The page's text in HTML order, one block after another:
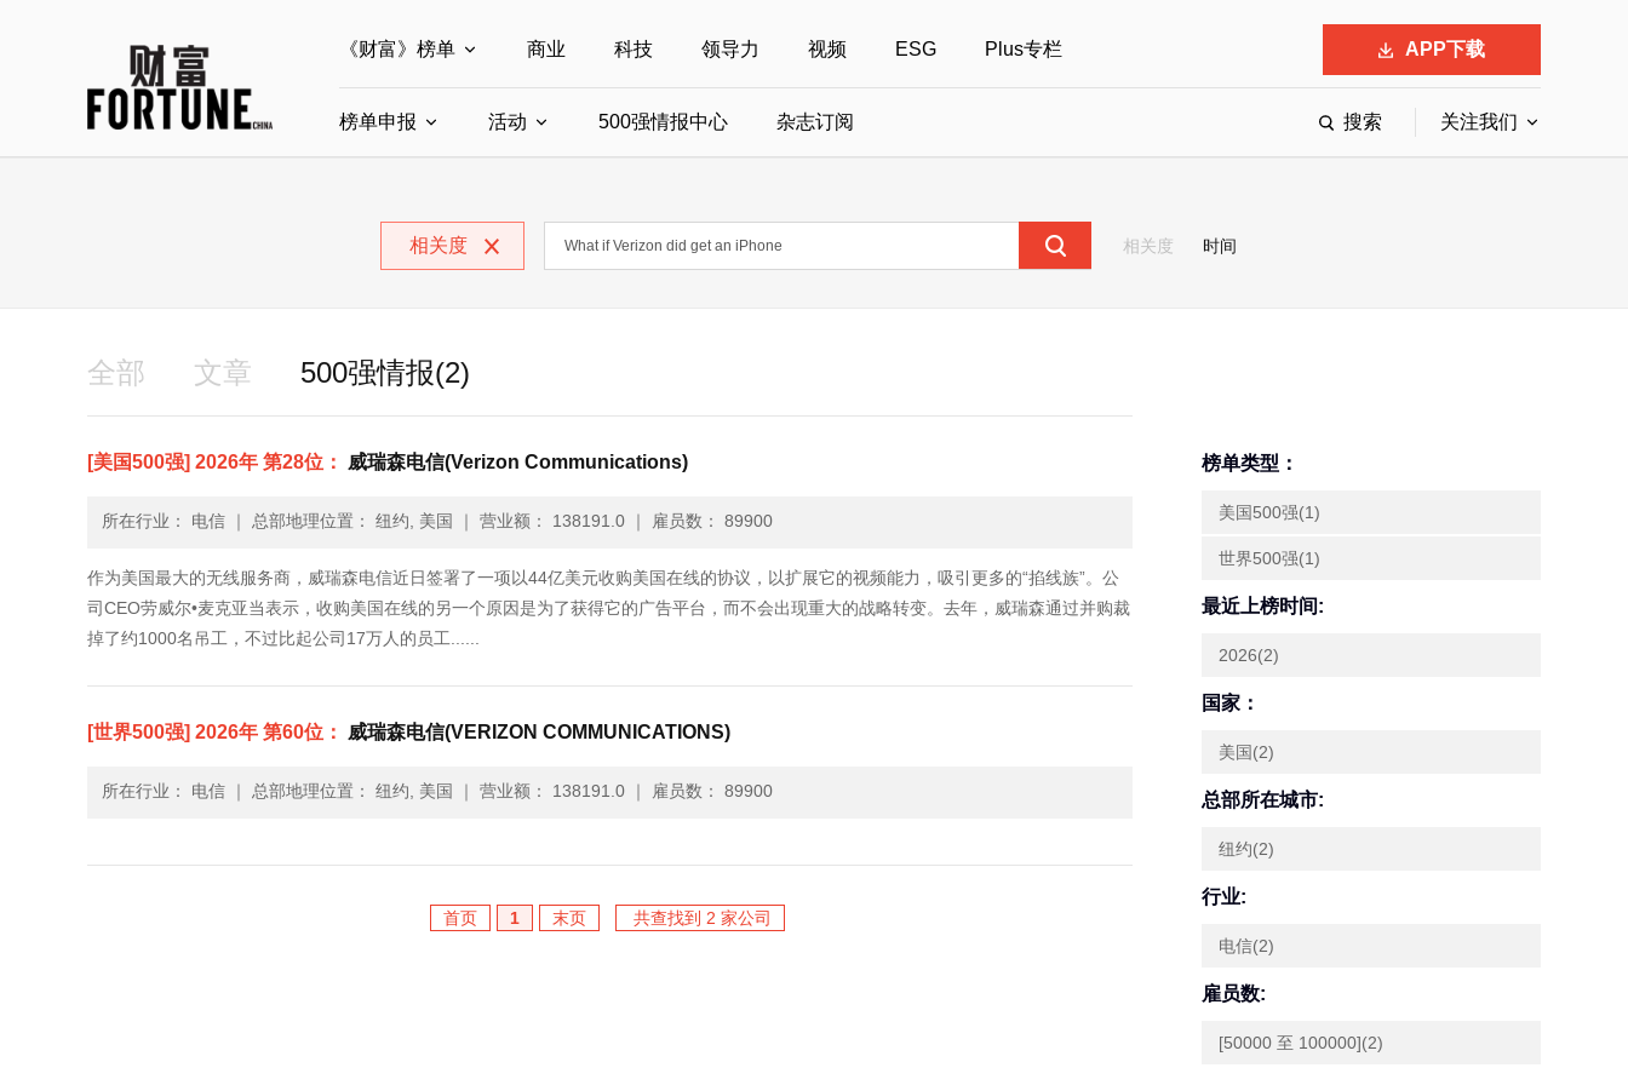
《财富》榜单
全部榜单
中国最具影响力商界女性
商业 科技 领导力 视频 ESG Plus专栏 APP下载
榜单申报
中国ESG影响力榜申报 中国40位40岁以下的商界精英申报 中国最具社会影响力的创业公司申报
活动
财富MPW女性峰会 财富世界500强峰会 财富40U40创想会
500强情报中心 杂志订阅 搜索 关注我们
相关度 相关度 时间
全部 文章 500强情报(2)
[美国500强] 2026年 第28位： 威瑞森电信(Verizon Communications)
所在行业： 电信 ｜ 总部地理位置： 纽约, 美国 ｜ 营业额： 138191.0 ｜ 雇员数： 89900
作为美国最大的无线服务商，威瑞森电信近日签署了一项以44亿美元收购美国在线的协议，以扩展它的视频能力，吸引更多的“掐线族”。公
司CEO劳威尔•麦克亚当表示，收购美国在线的另一个原因是为了获得它的广告平台，而不会出现重大的战略转变。去年，威瑞森通过并购裁
掉了约1000名吊工，不过比起公司17万人的员工......
[世界500强] 2026年 第60位： 威瑞森电信(VERIZON COMMUNICATIONS)
所在行业： 电信 ｜ 总部地理位置： 纽约, 美国 ｜ 营业额： 138191.0 ｜ 雇员数： 89900
首页 1 末页 共查找到 2 家公司
榜单类型：
美国500强(1)
世界500强(1)
最近上榜时间:
2026(2)
国家：
美国(2)
总部所在城市:
纽约(2)
行业:
电信(2)
雇员数:
[50000 至 100000](2)